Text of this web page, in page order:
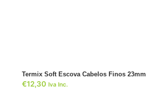
Termix Soft Escova Cabelos Finos 23mm
€12,30 Iva Inc.